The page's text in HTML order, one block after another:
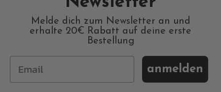
Melde dich zum Newsletter an und
erhalte 20€ Rabatt auf deine erste
Bestellung
anmelden